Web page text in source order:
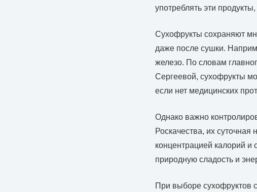
употреблять эти
Сухофрукты сохраняют
даже после сушки.
железо. По словам
Сергеевой, сухофрукты
если нет медицинских
Однако важно
Роскачества, их
концентрацией калорий и
природную сладость и
При выборе сухофруктов